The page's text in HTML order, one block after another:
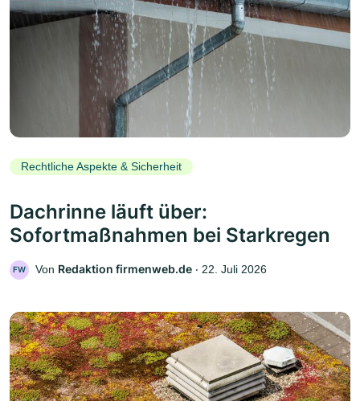
Rechtliche Aspekte & Sicherheit
Dachrinne läuft über:
Sofortmaßnahmen bei Starkregen
FW Von Redaktion firmenweb.de ‧ 22. Juli 2026